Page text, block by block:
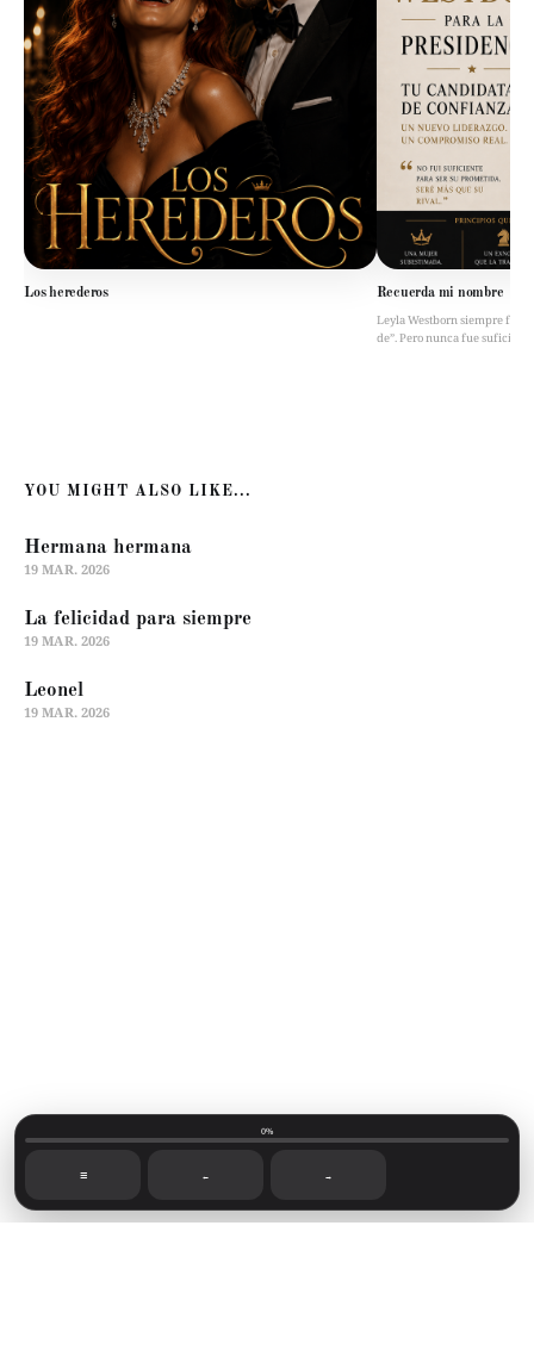
☰ ←
0%
→
Los herederos Recuerda mi nombre
Leyla Westborn siempre fue
de”. Pero nunca fue
YOU MIGHT ALSO LIKE...
Hermana hermana
19 MAR. 2026
La felicidad para siempre
19 MAR. 2026
Leonel
19 MAR. 2026